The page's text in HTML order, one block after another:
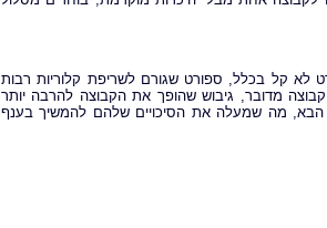
לא קל בכלל, ספורט שגורם לשריפת קלוריות רבות
קבוצה מדובר, גיבוש שהופך את הקבוצה להרבה יותר
הבא, מה שמעלה את הסיכויים שלהם להמשיך בענף